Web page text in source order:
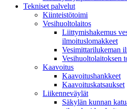
Tekniset palvelut
Kiinteistötoimi
Vesihuoltolaitos
Liittymishakemus
ilmoituslomakkeet
Vesimittarilukeman
Vesihuoltolaitoksen
Kaavoitus
Kaavoitushankkeet
Kaavoituskatsaukset
Liikenneväylät
Säkylän kunnan